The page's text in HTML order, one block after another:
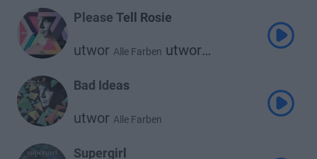
Please Tell Rosie
utwor Alle Farben utwor
Bad Ideas
utwor Alle Farben
Supergirl